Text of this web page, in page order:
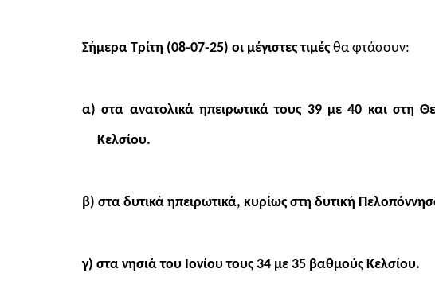
Σήμερα Τρίτη (08-07-25) οι μέγιστες τιμέςθα φτάσουν:
α) στα ανατολικά ηπειρωτικά τους 39 με 40 και στη
Κελσίου.
β) στα δυτικά ηπειρωτικά, κυρίως στη δυτική
γ) στα νησιά του Ιονίου τους 34 με 35 βαθμούς Κελσίου.